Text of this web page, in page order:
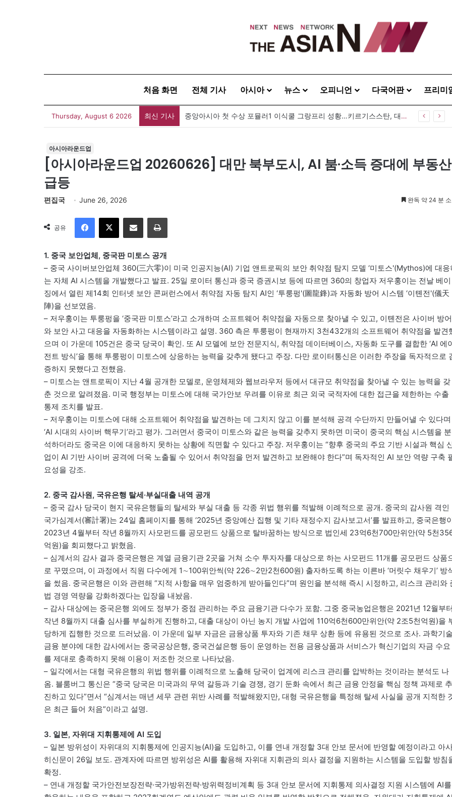
처음 화면 전체 기사 아시아 뉴스 오피니언 다국어판 프리미
Thursday, August 6 2026 최신 기사 중앙아시아 첫 수상 포뮬러1 이식쿨 그랑프리 성황…키르기스스탄, 대회 연례화 추진
아시아라운드업
[아시아라운드업 20260626] 대만 북부도시, AI 붐·소득 증대에 부동산
급등
편집국 June 26, 2026 완독 약 24 분 소
공유
Facebook
X 이메일 인쇄
1. 중국 보안업체, 중국판 미토스 공개
– 중국 사이버보안업체 360(三六零)이 미국 인공지능(AI) 기업 앤트로픽의 보안 취약점 탐지 모델 ‘미토스'(Mythos)에 대응
는 자체 AI 시스템을 개발했다고 발표. 25일 로이터 통신과 중국 증권시보 등에 따르면 360의 창업자 저우훙이는 전날 베이
징에서 열린 제14회 인터넷 보안 콘퍼런스에서 취약점 자동 탐지 AI인 ‘투룽펑'(圖龍鋒)과 자동화 방어 시스템 ‘이톈전'(儀天
陣)을 선보였음.
– 저우훙이는 투룽펑을 ‘중국판 미토스’라고 소개하며 소프트웨어 취약점을 자동으로 찾아낼 수 있고, 이톈전은 사이버 방어
와 보안 사고 대응을 자동화하는 시스템이라고 설명. 360 측은 투룽펑이 현재까지 3천432개의 소프트웨어 취약점을 발견
으며 이 가운데 105건은 중국 당국이 확인. 또 AI 모델에 보안 전문지식, 취약점 데이터베이스, 자동화 도구를 결합한 ‘AI 에
전트 방식’을 통해 투룽펑이 미토스에 상응하는 능력을 갖추게 됐다고 주장. 다만 로이터통신은 이러한 주장을 독자적으로
증하지 못했다고 전했음.
– 미토스는 앤트로픽이 지난 4월 공개한 모델로, 운영체제와 웹브라우저 등에서 대규모 취약점을 찾아낼 수 있는 능력을 갖
춘 것으로 알려졌음. 미국 행정부는 미토스에 대해 국가안보 우려를 이유로 최근 외국 국적자에 대한 접근을 제한하는 수출
통제 조치를 발표.
– 저우훙이는 미토스에 대해 소프트웨어 취약점을 발견하는 데 그치지 않고 이를 분석해 공격 수단까지 만들어낼 수 있다며
‘AI 시대의 사이버 핵무기’라고 평가. 그러면서 중국이 미토스와 같은 능력을 갖추지 못하면 미국이 중국의 핵심 시스템을 분
석하더라도 중국은 이에 대응하지 못하는 상황에 직면할 수 있다고 주장. 저우훙이는 “향후 중국의 주요 기반 시설과 핵심
업이 AI 기반 사이버 공격에 더욱 노출될 수 있어서 취약점을 먼저 발견하고 보완해야 한다”며 독자적인 AI 보안 역량 구축
요성을 강조.
2. 중국 감사원, 국유은행 탈세·부실대출 내역 공개
– 중국 감사 당국이 현지 국유은행들의 탈세와 부실 대출 등 각종 위법 행위를 적발해 이례적으로 공개. 중국의 감사원 격인
국가심계서(審計署)는 24일 홈페이지를 통해 ‘2025년 중앙예산 집행 및 기타 재정수지 감사보고서’를 발표하고, 중국은행
2023년 4월부터 작년 8월까지 사모펀드를 공모펀드 상품으로 탈바꿈하는 방식으로 법인세 23억6천700만위안(약 5천
억원)을 회피했다고 밝혔음.
– 심계서의 감사 결과 중국은행은 계열 금융기관 2곳을 거쳐 소수 투자자를 대상으로 하는 사모펀드 11개를 공모펀드 상품
로 꾸몄으며, 이 과정에서 직원 다수에게 1∼100위안씩(약 226∼2만2천600원) 출자하도록 하는 이른바 ‘머릿수 채우기’ 방
을 썼음. 중국은행은 이와 관련해 “지적 사항을 매우 엄중하게 받아들인다”며 원인을 분석해 즉시 시정하고, 리스크 관리와
법 경영 역량을 강화하겠다는 입장을 내놨음.
– 감사 대상에는 중국은행 외에도 정부가 중점 관리하는 주요 금융기관 다수가 포함. 그중 중국농업은행은 2021년 12월부터
작년 8월까지 대출 심사를 부실하게 진행하고, 대출 대상이 아닌 농지 개발 사업에 110억6천600만위안(약 2조5천억원)을
당하게 집행한 것으로 드러났음. 이 가운데 일부 자금은 금융상품 투자와 기존 채무 상환 등에 유용된 것으로 조사. 과학기술
금융 분야에 대한 감사에서는 중국공상은행, 중국건설은행 등이 운영하는 전용 금융상품과 서비스가 혁신기업의 자금 수요
를 제대로 충족하지 못해 이용이 저조한 것으로 나타났음.
– 일각에서는 대형 국유은행의 위법 행위를 이례적으로 노출해 당국이 업계에 리스크 관리를 압박하는 것이라는 분석도 나
옴. 블룸버그 통신은 “중국 당국은 미국과의 무역 갈등과 기술 경쟁, 경기 둔화 속에서 최근 금융 안정을 핵심 정책 과제로 추
진하고 있다”면서 “심계서는 매년 세무 관련 위반 사례를 적발해왔지만, 대형 국유은행을 특정해 탈세 사실을 공개 지적한
은 최근 들어 처음”이라고 설명.
3. 일본, 자위대 지휘통제에 AI 도입
– 일본 방위성이 자위대의 지휘통제에 인공지능(AI)을 도입하고, 이를 연내 개정할 3대 안보 문서에 반영할 예정이라고 아
히신문이 26일 보도. 관계자에 따르면 방위성은 AI를 활용해 자위대 지휘관의 의사 결정을 지원하는 시스템을 도입할 방침
확정.
– 연내 개정할 국가안전보장전략·국가방위전략·방위력정비계획 등 3대 안보 문서에 지휘통제 의사결정 지원 시스템에 AI를